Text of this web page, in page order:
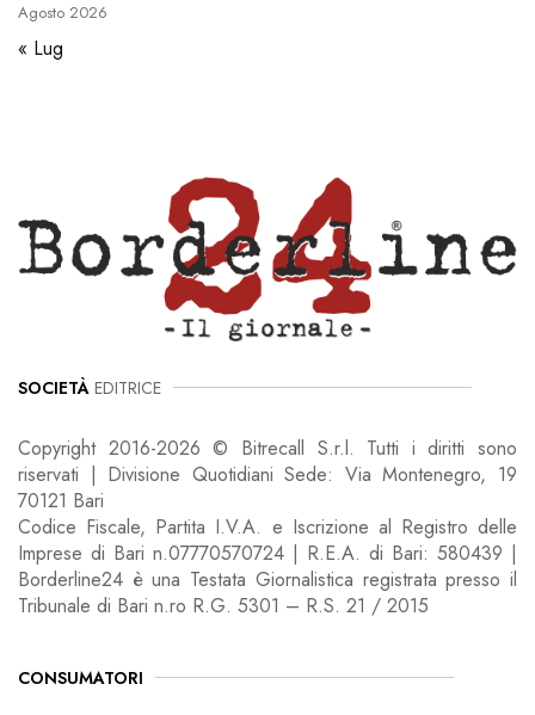
Agosto 2026
« Lug
SOCIETÀ EDITRICE
Copyright 2016-2026 © Bitrecall S.r.l. Tutti i diritti sono
riservati | Divisione Quotidiani Sede: Via Montenegro, 19
70121 Bari
Codice Fiscale, Partita I.V.A. e Iscrizione al Registro delle
Imprese di Bari n.07770570724 | R.E.A. di Bari: 580439 |
Borderline24 è una Testata Giornalistica registrata presso il
Tribunale di Bari n.ro R.G. 5301 – R.S. 21 / 2015
CONSUMATORI